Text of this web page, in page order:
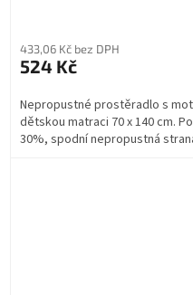
433,06 Kč bez DPH
524 Kč
Nepropustné prostěradlo s
dětskou matraci 70 x 140 cm.
30%, spodní nepropustná